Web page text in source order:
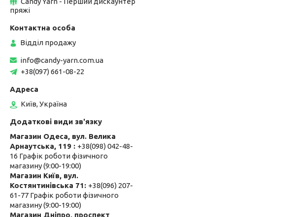
пряжі
Відділ продажу
info@candy-yarn.com.ua
+38(097) 661-08-22
Київ, Україна
Магазин Одеса, вул. Велика
Арнаутська, 119
+38(098) 042-48-
16 Графік роботи фізичного
магазину (9:00-19:00)
Магазин Київ, вул.
Костянтинівська 71
+38(096) 207-
61-77 Графік роботи фізичного
магазину (9:00-19:00)
Магазин Дніпро, проспект